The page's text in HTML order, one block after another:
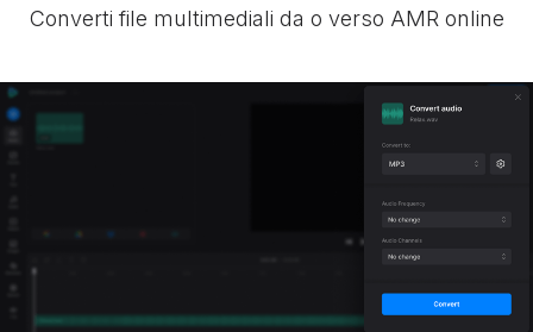
Converti file multimediali da o verso AMR online